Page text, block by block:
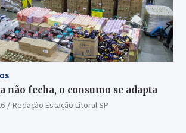
não fecha, o consumo se adapta
Redação Estação Litoral SP